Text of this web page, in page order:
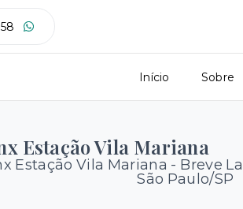
Início Sobre
Estação Vila Mariana
Estação Vila Mariana - Breve
São Paulo/SP